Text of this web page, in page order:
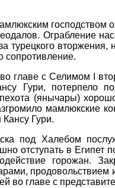
господством
Ограбление
турецкого
сопротивление.
главе с Селимом I
Гури, потерпело
(янычары)
мамлюкские
Гури.
под Халебом
отступать в Египет
горожан.
продовольствием
во главе с